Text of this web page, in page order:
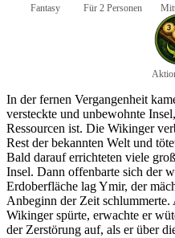
Fantasy Für 2 Personen
In der fernen Vergangenheit
versteckte und unbewohnte
Ressourcen ist. Die Wikinger
Rest der bekannten Welt und
Bald darauf errichteten viele
Insel. Dann offenbarte sich der
Erdoberfläche lag Ymir, der
Anbeginn der Zeit
Wikinger spürte, erwachte er
der Zerstörung auf, als er über